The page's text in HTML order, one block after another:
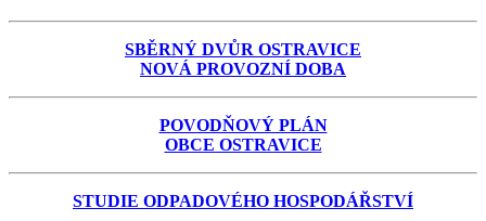
SBĚRNÝ DVŮR OSTRAVICE
NOVÁ PROVOZNÍ DOBA
POVODŇOVÝ PLÁN
OBCE OSTRAVICE
STUDIE ODPADOVÉHO HOSPODÁŘSTVÍ